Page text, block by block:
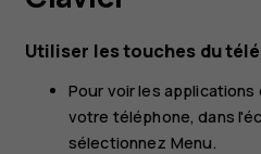
225
4G
Utiliser les touches du
Pour voir les
votre téléphone, dans
sélectionnez Menu.